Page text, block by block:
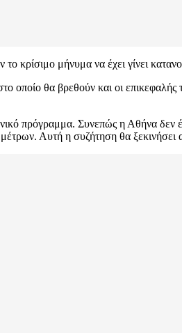
κρίσιμο μήνυμα να έχει γίνει
θα βρεθούν και οι
πρόγραμμα. Συνεπώς η Αθήνα δεν
Αυτή η συζήτηση θα ξεκινήσει